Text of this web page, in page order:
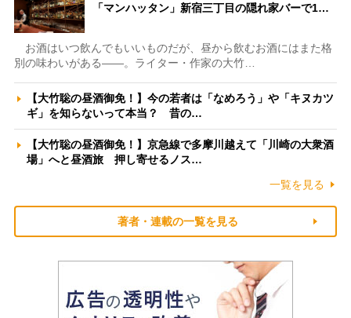
「マンハッタン」新宿三丁目の隠れ家バーで1…
お酒はいつ飲んでもいいものだが、昼から飲むお酒にはまた格
別の味わいがある――。ライター・作家の大竹…
【大竹聡の昼酒御免！】今の若者は「なめろう」や「キヌカツ
ギ」を知らないって本当？ 昔の…
【大竹聡の昼酒御免！】京急線で多摩川越えて「川崎の大衆酒
場」へと昼酒旅 押し寄せるノス…
一覧を見る
著者・連載の一覧を見る